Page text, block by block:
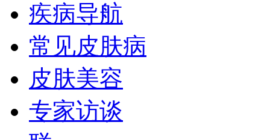
疾病导航
常见皮肤病
皮肤美容
专家访谈